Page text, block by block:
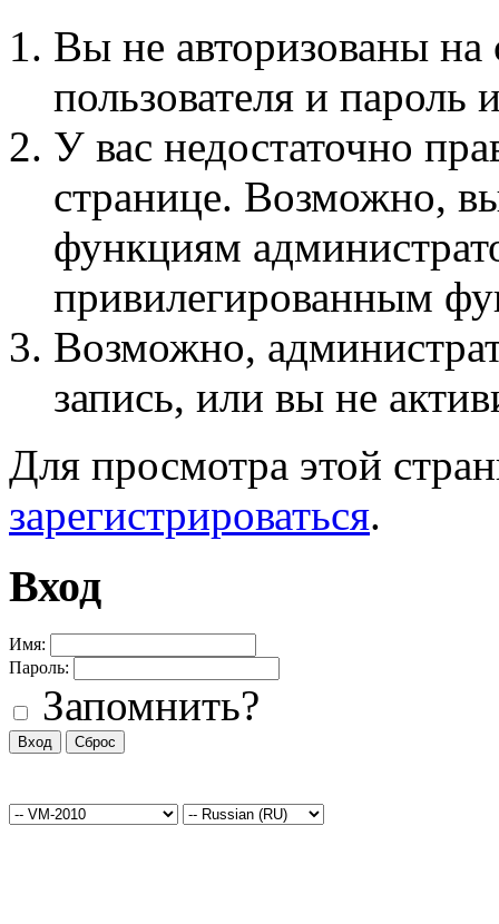
Вы не авторизованы на
пользователя и пароль
У вас недостаточно
странице. Возможно,
функциям
привилегированным
Возможно,
запись, или вы не
Для просмотра этой
зарегистрироваться.
Вход
Имя:
Пароль:
Запомнить?